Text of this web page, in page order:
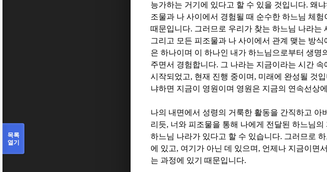
능가하는 거기에 있다고 할 수 있을 것입니다. 왜냐
조물과 나 사이에서 경험될 때 순수한 하느님 체
때문입니다. 그러므로 우리가 찾는 하느님 나라는
그리고 모든 피조물과 나 사이에서 관계 맺는 방
은 하나이며 이 하나인 내가 하느님으로부터 생
주면서 경험합니다. 그 나라는 지금이라는 시간
시작되었고, 현재 진행 중이며 , 미래에 완성될 것
냐하면 지금이 영원이며 영원은 지금의 연속선상
나의 내면에서 성령의 거룩한 활동을 간직하고 아
리듯, 너와 피조물을 통해 나에게 전달된 하느님
하느님 나라가 있다고 할 수 있습니다. 그러므로
에 있고, 여기가 아닌 데 있으며 , 언제나 지금이면
는 과정에 있기 때문입니다.
목록
열기